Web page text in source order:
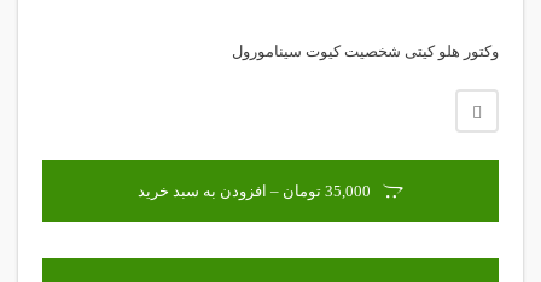
وکتور هلو کیتی شخصیت کیوت سینامورول
35,000 تومان – افزودن به سبد خرید